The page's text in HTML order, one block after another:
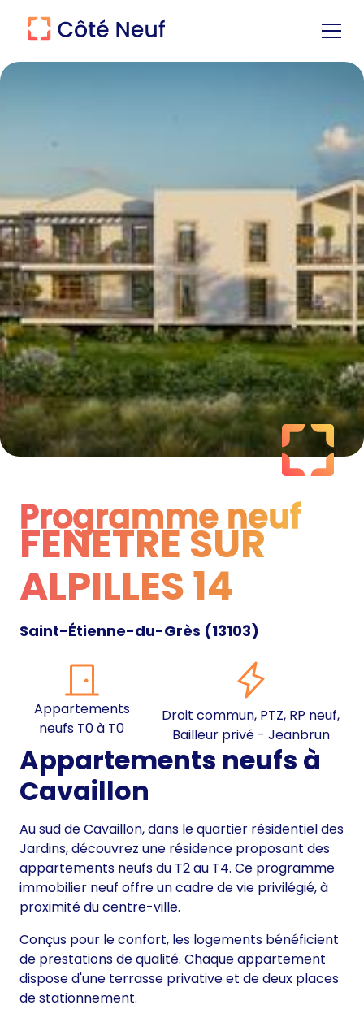
Programme neuf
Programme neuf
FENETRE SUR
ALPILLES 14
Saint-Étienne-du-Grès (13103)
Appartements
neufs T0 à T0
Droit commun, PTZ, RP neuf,
Bailleur privé - Jeanbrun
Appartements neufs à
Cavaillon
Au sud de Cavaillon, dans le quartier résidentiel des
Jardins, découvrez une résidence proposant des
appartements neufs du T2 au T4. Ce programme
immobilier neuf offre un cadre de vie privilégié, à
proximité du centre-ville.
Conçus pour le confort, les logements bénéficient
de prestations de qualité. Chaque appartement
dispose d'une terrasse privative et de deux places
de stationnement.